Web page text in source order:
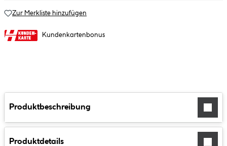
Zur Merkliste hinzufügen
Kundenkartenbonus
Produktbeschreibung
Produktdetails